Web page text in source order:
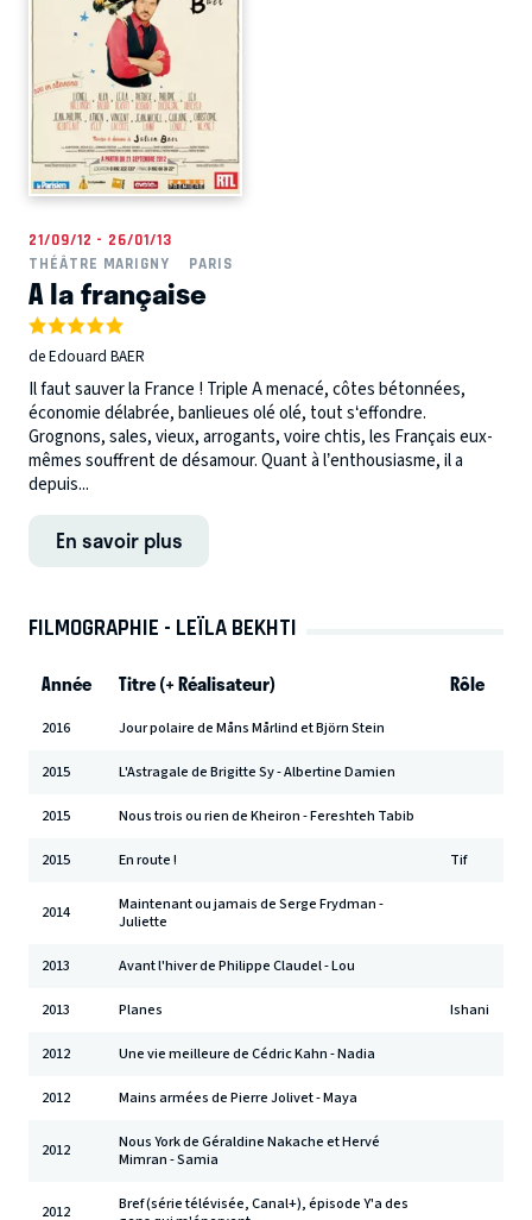
21/09/12 - 26/01/13
THÉÂTRE MARIGNY
PARIS
A la française
de Edouard BAER
Il faut sauver la France ! Triple A menacé, côtes bétonnées,
économie délabrée, banlieues olé olé, tout s‘effondre.
Grognons, sales, vieux, arrogants, voire chtis, les Français eux-
mêmes souffrent de désamour. Quant à l’enthousiasme, il a
depuis...
En savoir plus
FILMOGRAPHIE - LEÏLA BEKHTI
Année Titre (+ Réalisateur) Rôle
2016 Jour polaire de Måns Mårlind et Björn Stein
2015 L'Astragale de Brigitte Sy - Albertine Damien
2015 Nous trois ou rien de Kheiron - Fereshteh Tabib
2015 En route ! Tif
2014
Maintenant ou jamais de Serge Frydman -
Juliette
2013 Avant l'hiver de Philippe Claudel - Lou
2013 Planes Ishani
2012 Une vie meilleure de Cédric Kahn - Nadia
2012 Mains armées de Pierre Jolivet - Maya
2012
Nous York de Géraldine Nakache et Hervé
Mimran - Samia
2012
Bref (série télévisée, Canal+), épisode Y'a des